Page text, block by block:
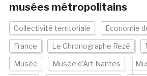
musées métropolitains
Collectivité territoriale Economie
France Le Chronographe Rezé
Musée Musée d'Art Nantes